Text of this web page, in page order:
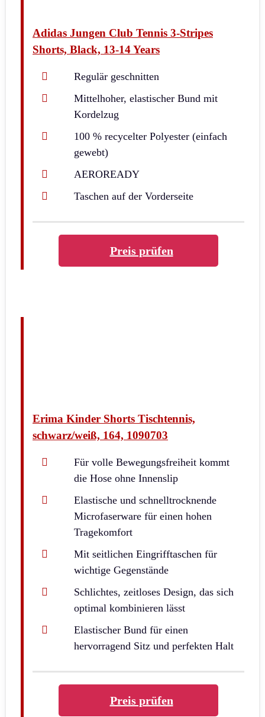
Adidas Jungen Club Tennis 3-Stripes
Shorts, Black, 13-14 Years
Regulär geschnitten
Mittelhoher, elastischer Bund mit
Kordelzug
100 % recycelter Polyester (einfach
gewebt)
AEROREADY
Taschen auf der Vorderseite
Preis prüfen
Erima Kinder Shorts Tischtennis,
schwarz/weiß, 164, 1090703
Für volle Bewegungsfreiheit kommt
die Hose ohne Innenslip
Elastische und schnelltrocknende
Microfaserware für einen hohen
Tragekomfort
Mit seitlichen Eingrifftaschen für
wichtige Gegenstände
Schlichtes, zeitloses Design, das sich
optimal kombinieren lässt
Elastischer Bund für einen
hervorragend Sitz und perfekten Halt
Preis prüfen